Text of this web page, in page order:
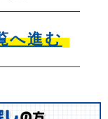
へ進む